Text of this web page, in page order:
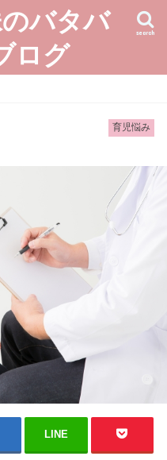
バタバ
ログ
search
育児悩み
LINE